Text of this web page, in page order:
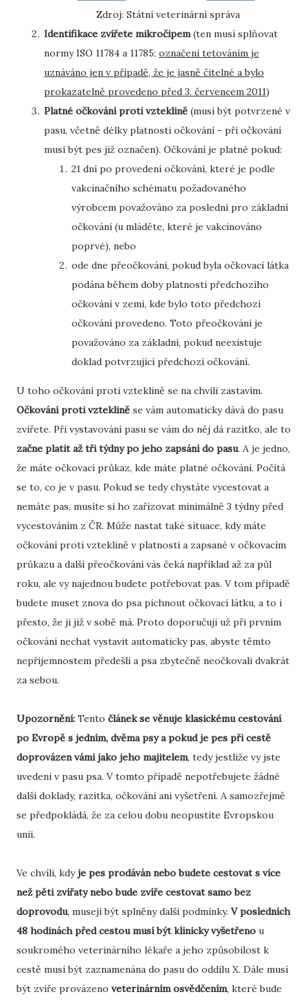
Zdroj: Státní veterinární správa
Identifikace zvířete mikročipem(ten musí splňovat
normy ISO 11784 a 11785; označení tetováním je
uznáváno jen v případě, že je jasně čitelné a bylo
prokazatelně provedeno před 3. červencem 2011)
Platné očkování proti vzteklině (musí být potvrzené v
pasu, včetně délky platnosti očkování - při očkování
musí být pes již označen). Očkování je platné pokud:
21 dní po provedení očkování, které je podle
vakcinačního schématu požadovaného
výrobcem považováno za poslední pro základní
očkování (u mláděte, které je vakcinováno
poprvé), nebo
ode dne přeočkování, pokud byla očkovací látka
podána během doby platnosti předchozího
očkování v zemi, kde bylo toto předchozí
očkování provedeno. Toto přeočkování je
považováno za základní, pokud neexistuje
doklad potvrzující předchozí očkování.
U toho očkování proti vzteklině se na chvíli zastavím.
Očkování proti vzteklině se vám automaticky dává do pasu
zvířete. Při vystavování pasu se vám do něj dá razítko, ale to
začne platit až tři týdny po jeho zapsání do pasu. A je jedno,
že máte očkovací průkaz, kde máte platné očkování. Počítá
se to, co je v pasu. Pokud se tedy chystáte vycestovat a
nemáte pas, musíte si ho zařizovat minimálně 3 týdny před
vycestováním z ČR. Může nastat také situace, kdy máte
očkování proti vzteklině v platnosti a zapsané v očkovacím
průkazu a další přeočkování vás čeká například až za půl
roku, ale vy najednou budete potřebovat pas. V tom případě
budete muset znova do psa píchnout očkovací látku, a to i
přesto, že ji již v sobě má. Proto doporučuji už při prvním
očkování nechat vystavit automaticky pas, abyste těmto
nepříjemnostem předešli a psa zbytečně neočkovali dvakrát
za sebou.
Upozornění: Tento článek se věnuje klasickému cestování
po Evropě s jedním, dvěma psy a pokud je pes při cestě
doprovázen vámi jako jeho majitelem, tedy jestliže vy jste
uvedeni v pasu psa. V tomto případě nepotřebujete žádné
další doklady, razítka, očkování ani vyšetření. A samozřejmě
se předpokládá, že za celou dobu neopustíte Evropskou
unii.
Ve chvíli, kdyje pes prodáván nebo budete cestovat s více
než pěti zvířaty nebo bude zvíře cestovat samo bez
doprovodu, musejí být splněny další podmínky. V posledních
48 hodinách před cestou musí být klinicky vyšetřeno u
soukromého veterinárního lékaře a jeho způsobilost k
cestě musí být zaznamenána do pasu do oddílu X. Dále musí
být zvíře provázeno veterinárním osvědčením, které bude